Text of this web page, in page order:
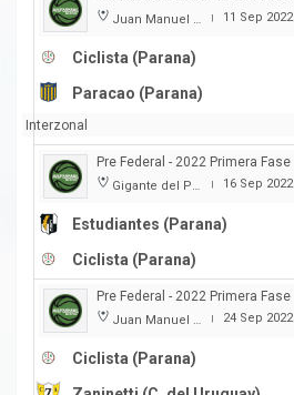
Juan Manuel A. Baglietto | 11 Sep 2022
Ciclista (Parana)
Paracao (Parana)
Interzonal
Pre Federal - 2022 Primera Fase
Gigante del Parque | 16 Sep 2022
Estudiantes (Parana)
Ciclista (Parana)
Pre Federal - 2022 Primera Fase
Juan Manuel A. Baglietto | 24 Sep 2022
Ciclista (Parana)